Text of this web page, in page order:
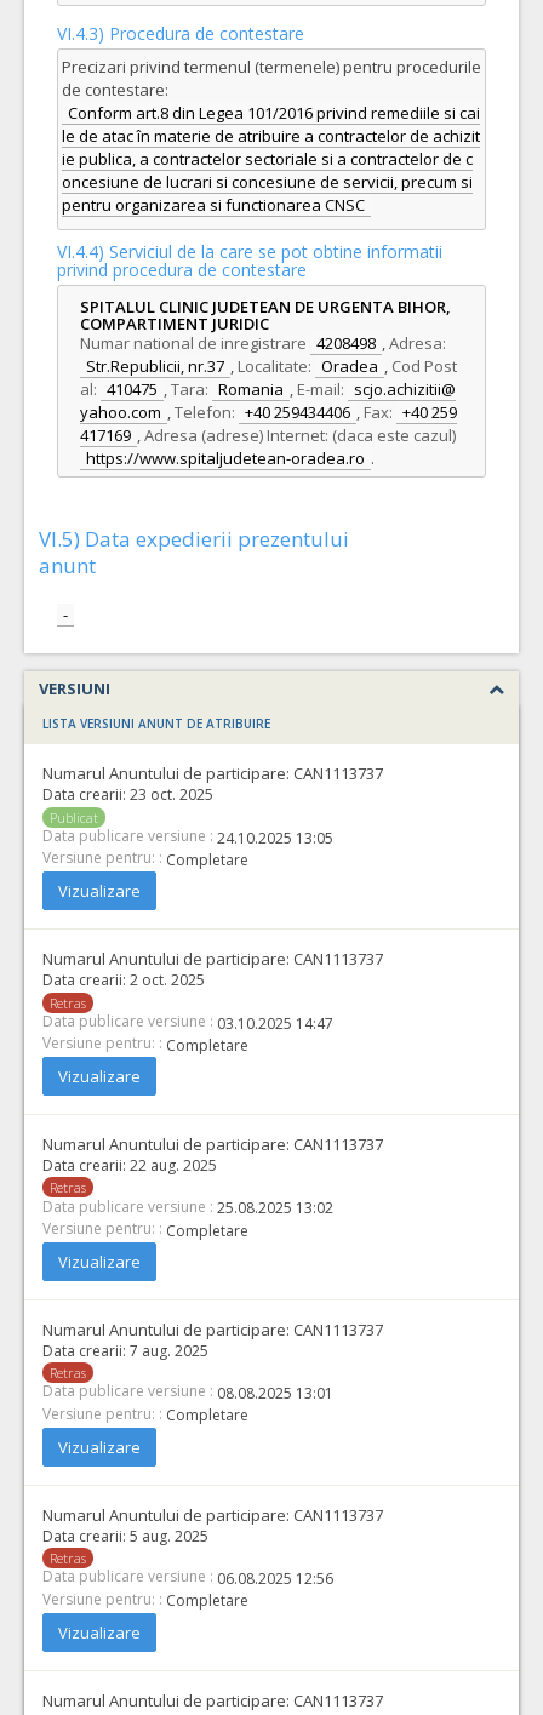
VI.4.3) Procedura de contestare
Precizari privind termenul (termenele) pentru procedurile
de contestare:
Conform art.8 din Legea 101/2016 privind remediile si cai
le de atac în materie de atribuire a contractelor de achizit
ie publica, a contractelor sectoriale si a contractelor de c
oncesiune de lucrari si concesiune de servicii, precum si
pentru organizarea si functionarea CNSC
VI.4.4) Serviciul de la care se pot obtine informatii
privind procedura de contestare
SPITALUL CLINIC JUDETEAN DE URGENTA BIHOR,
COMPARTIMENT JURIDIC
Numar national de inregistrare 4208498 ,Adresa:
Str.Republicii, nr.37 , Localitate: Oradea , Cod Post
al: 410475 ,Tara: Romania , E-mail: scjo.achizitii@
yahoo.com ,Telefon: +40 259434406 , Fax: +40 259
417169 ,Adresa (adrese) Internet: (daca este cazul)
https://www.spitaljudetean-oradea.ro .
VI.5) Data expedierii prezentului
anunt
-
VERSIUNI
LISTA VERSIUNI ANUNT DE ATRIBUIRE
Numarul Anuntului de participare: CAN1113737
Data crearii: 23 oct. 2025
Publicat
Data publicare versiune : 24.10.2025 13:05
Versiune pentru: : Completare
Vizualizare
Numarul Anuntului de participare: CAN1113737
Data crearii: 2 oct. 2025
Retras
Data publicare versiune : 03.10.2025 14:47
Versiune pentru: : Completare
Vizualizare
Numarul Anuntului de participare: CAN1113737
Data crearii: 22 aug. 2025
Retras
Data publicare versiune : 25.08.2025 13:02
Versiune pentru: : Completare
Vizualizare
Numarul Anuntului de participare: CAN1113737
Data crearii: 7 aug. 2025
Retras
Data publicare versiune : 08.08.2025 13:01
Versiune pentru: : Completare
Vizualizare
Numarul Anuntului de participare: CAN1113737
Data crearii: 5 aug. 2025
Retras
Data publicare versiune : 06.08.2025 12:56
Versiune pentru: : Completare
Vizualizare
Numarul Anuntului de participare: CAN1113737